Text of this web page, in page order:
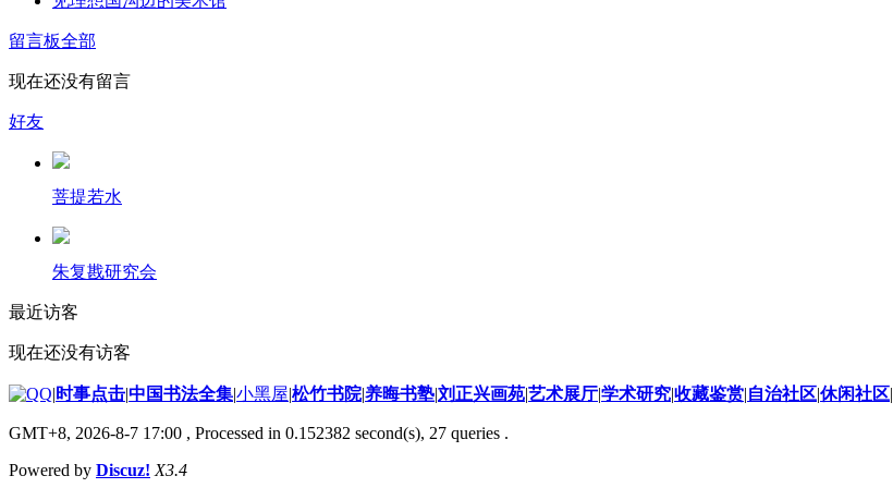
留言板全部
现在还没有留言
好友
菩提若水
朱复戡研究会
最近访客
现在还没有访客
| 时事点击|中国书法全集|小黑屋|松竹书院|养晦书塾|刘正兴画苑|艺术展厅|学术研究|收藏鉴赏|自治社区|休闲社区|
GMT+8, 2026-8-7 17:00 , Processed in 0.152382 second(s), 27 queries .
Powered by Discuz! X3.4